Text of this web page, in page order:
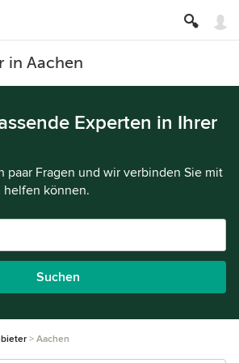
in Aachen
Experten in Ihrer
paar Fragen und wir verbinden Sie mit
helfen können.
Suchen
Aachen